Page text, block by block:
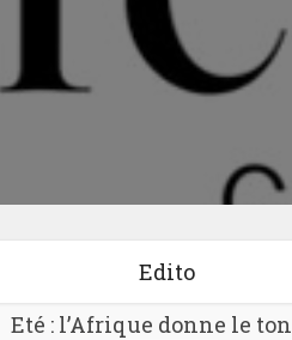
Edito
Eté : l’Afrique donne le ton